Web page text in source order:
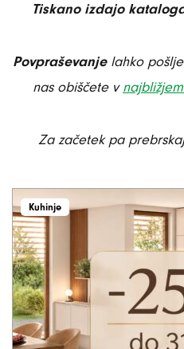
Tiskano izdajo
Povpraševanjelahko
nas obiščete v
Za začetek pa
Kuhinje